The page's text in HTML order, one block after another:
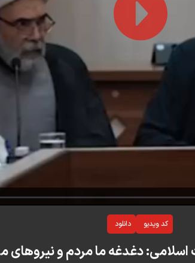
Video
کد ویدیو
دانلود
دغدغه ما مردم و